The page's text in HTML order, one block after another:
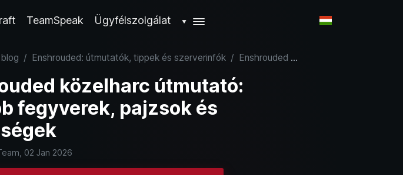
TeamSpeak Ügyfélszolgálat ▼
/ Enshrouded: útmutatók, tippek és szerverinfók / Enshrouded közelharc útmutató: legjobb fegyverek, pajzsok és képességek
közelharc útmutató:
fegyverek, pajzsok és
02 Jan 2026